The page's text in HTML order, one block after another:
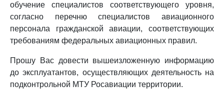
обучение специалистов соответствующего уровня,
согласно перечню специалистов авиационного
персонала гражданской авиации, соответствующих
требованиям федеральных авиационных правил.
Прошу Вас довести вышеизложенную информацию
до эксплуатантов, осуществляющих деятельность на
подконтрольной МТУ Росавиации территории.